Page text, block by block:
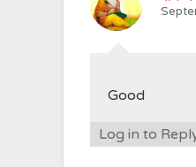
Good
Log in to